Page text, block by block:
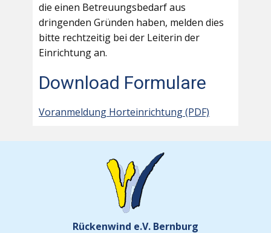
die einen Betreuungsbedarf aus
dringenden Gründen haben, melden dies
bitte rechtzeitig bei der Leiterin der
Einrichtung an.
Download Formulare
Voranmeldung Horteinrichtung (PDF)
Rückenwind e.V. Bernburg